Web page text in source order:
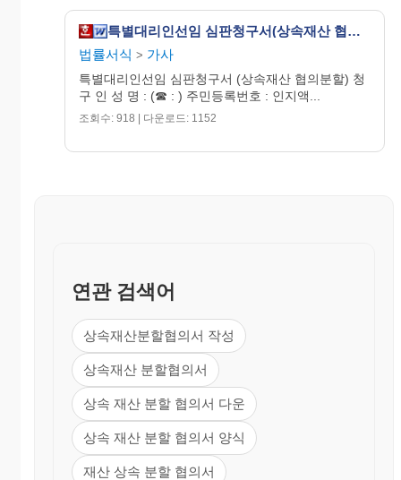
특별대리인선임 심판청구서(상속재산 협의분할)
법률서식 > 가사
특별대리인선임 심판청구서 (상속재산 협의분할) 청
구 인 성 명 : (☎ : ) 주민등록번호 : 인지액...
조회수: 918 | 다운로드: 1152
연관 검색어
상속재산분할협의서 작성
상속재산 분할협의서
상속 재산 분할 협의서 다운
상속 재산 분할 협의서 양식
재산 상속 분할 협의서